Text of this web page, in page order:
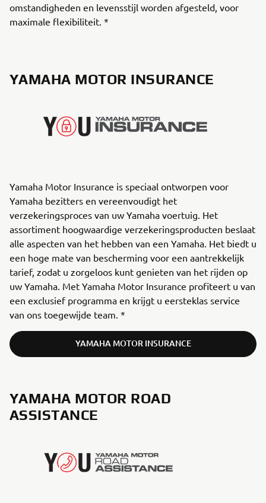
omstandigheden en levensstijl worden afgesteld, voor
maximale flexibiliteit. *
YAMAHA MOTOR INSURANCE
Yamaha Motor Insurance is speciaal ontworpen voor
Yamaha bezitters en vereenvoudigt het
verzekeringsproces van uw Yamaha voertuig. Het
assortiment hoogwaardige verzekeringsproducten beslaat
alle aspecten van het hebben van een Yamaha. Het biedt u
een hoge mate van bescherming voor een aantrekkelijk
tarief, zodat u zorgeloos kunt genieten van het rijden op
uw Yamaha. Met Yamaha Motor Insurance profiteert u van
een exclusief programma en krijgt u eersteklas service
van ons toegewijde team. *
YAMAHA MOTOR INSURANCE
YAMAHA MOTOR ROAD
ASSISTANCE